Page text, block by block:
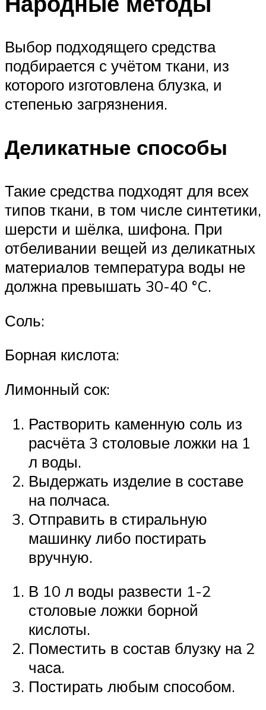
Выбор подходящего средства
подбирается с учётом ткани, из
которого изготовлена блузка, и
степенью загрязнения.
Деликатные способы
Такие средства подходят для всех
типов ткани, в том числе синтетики,
шерсти и шёлка, шифона. При
отбеливании вещей из деликатных
материалов температура воды не
должна превышать 30-40 °C.
Соль:
Борная кислота:
Лимонный сок:
Растворить каменную соль из
расчёта 3 столовые ложки на 1
л воды.
Выдержать изделие в составе
на полчаса.
Отправить в стиральную
машинку либо постирать
вручную.
В 10 л воды развести 1-2
столовые ложки борной
кислоты.
Поместить в состав блузку на 2
часа.
Постирать любым способом.